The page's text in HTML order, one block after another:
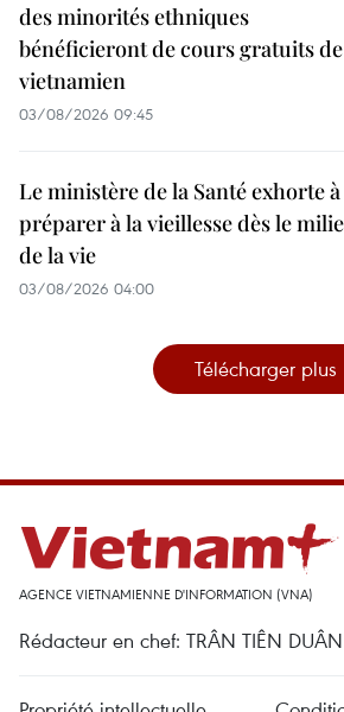
des minorités ethniques
bénéficieront de cours gratuits de
vietnamien
03/08/2026 09:45
Le ministère de la Santé exhorte à
préparer à la vieillesse dès le
de la vie
03/08/2026 04:00
Télécharger plus
AGENCE VIETNAMIENNE D'INFORMATION (VNA)
Rédacteur en chef: TRÂN TIÊN DUÂN